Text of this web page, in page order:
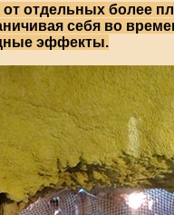
от отдельных более
себя во
эффекты.